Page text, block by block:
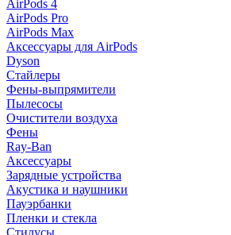
AirPods 4
AirPods Pro
AirPods Max
Аксессуары для AirPods
Dyson
Стайлеры
Фены-выпрямители
Пылесосы
Очистители воздуха
Фены
Ray-Ban
Аксессуары
Зарядные устройства
Акустика и наушники
Пауэрбанки
Пленки и стекла
Стилусы